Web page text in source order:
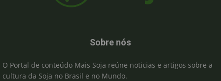
Sobre nós
O Portal de conteúdo Mais Soja reúne noticias e artigos sobre a
cultura da Soja no Brasil e no Mundo.